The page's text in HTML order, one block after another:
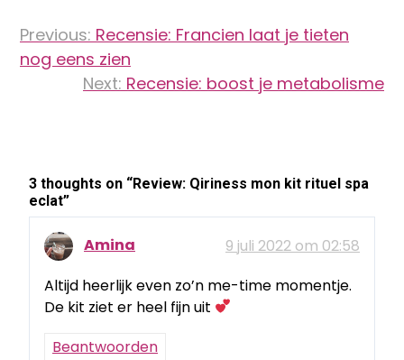
navigatie
Previous: Recensie: Francien laat je tieten
nog eens zien
Next: Recensie: boost je metabolisme
3 thoughts on “Review: Qiriness mon kit rituel spa
eclat”
Amina
9 juli 2022 om 02:58
Altijd heerlijk even zo’n me-time momentje.
De kit ziet er heel fijn uit
Beantwoorden